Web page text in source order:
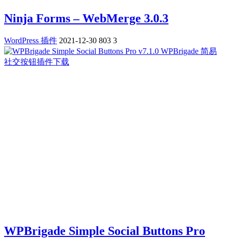
Ninja Forms – WebMerge 3.0.3
WordPress 插件 2021-12-30 803 3
WPBrigade Simple Social Buttons Pro